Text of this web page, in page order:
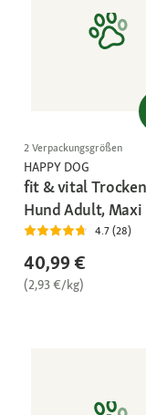
2 Verpackungsgrößen
HAPPY DOG
fit & vital
Hund Adult, Maxi
4.7 (28)
40,99 €
(2,93 €/kg)